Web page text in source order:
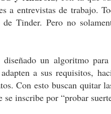
a entrevistas de trabajo.
Tinder. Pero no
un algoritmo
a sus requisitos,
Con esto buscan quitar
inscribe por “probar